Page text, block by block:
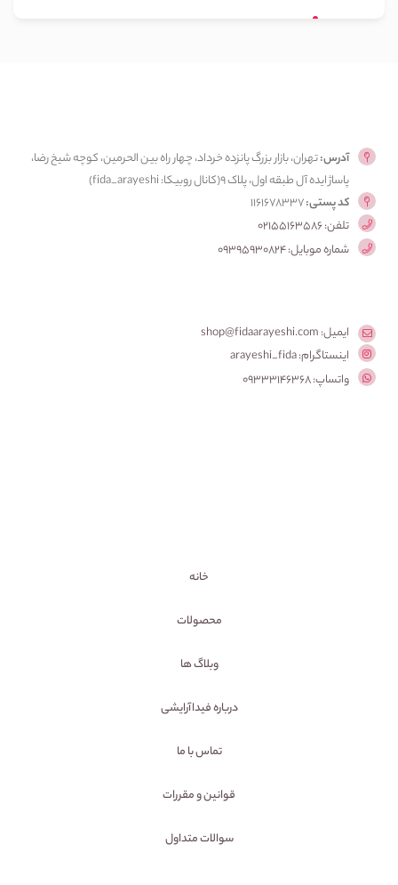
آدرس:تهران، بازار بزرگ پانزده خرداد، چهار راه بین الحرمین، کوچه شیخ رضا،
پاساژ ایده آل طبقه اول، پلاک ۹(کانال روبیکا: fida_arayeshi)
کد پستی:1161678337
تلفن: 02155163586
شماره موبایل: 09395930824
ایمیل: shop@fidaarayeshi.com
اینستاگرام: arayeshi_fida
واتساپ: 09333146368
خانه
محصولات
وبلاگ ها
درباره فیداآرایشی
تماس با ما
قوانین و مقررات
سوالات متداول